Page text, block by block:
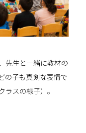
先生と一緒に教材の
の子も真剣な表情で
スの様子）。